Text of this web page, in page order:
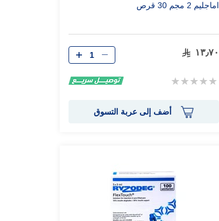
اماجليم 2 مجم 30 قرص
١٣٫٧٠
Rating:
الكمية
أضف إلى عربة التسوق